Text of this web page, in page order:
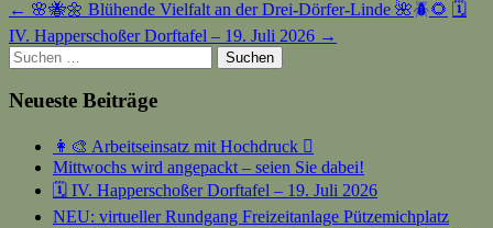
← 🌸🐝🌼 Blühende Vielfalt an der Drei-Dörfer-Linde 🌺🪲🌻 🗓️
IV. Happerschoßer Dorftafel – 19. Juli 2026 →
Suchen
nach:
Neueste Beiträge
👩‍🎨 Arbeitseinsatz mit Hochdruck 🫟
Mittwochs wird angepackt – seien Sie dabei!
🗓️ IV. Happerschoßer Dorftafel – 19. Juli 2026
NEU: virtueller Rundgang Freizeitanlage Pützemichplatz